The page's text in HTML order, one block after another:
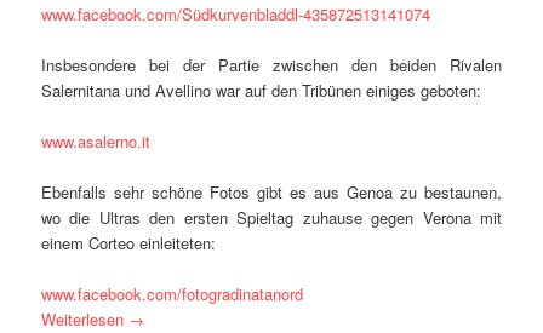
www.facebook.com/Südkurvenbladdl-435872513141074
Insbesondere bei der Partie zwischen den beiden Rivalen
Salernitana und Avellino war auf den Tribünen einiges geboten:
www.asalerno.it
Ebenfalls sehr schöne Fotos gibt es aus Genoa zu bestaunen,
wo die Ultras den ersten Spieltag zuhause gegen Verona mit
einem Corteo einleiteten:
www.facebook.com/fotogradinatanord
Weiterlesen →